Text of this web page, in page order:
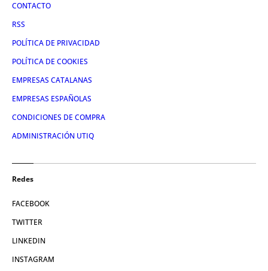
CONTACTO
RSS
POLÍTICA DE PRIVACIDAD
POLÍTICA DE COOKIES
EMPRESAS CATALANAS
EMPRESAS ESPAÑOLAS
CONDICIONES DE COMPRA
ADMINISTRACIÓN UTIQ
Redes
FACEBOOK
TWITTER
LINKEDIN
INSTAGRAM